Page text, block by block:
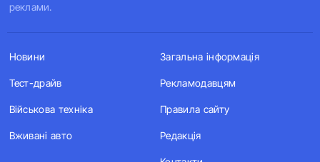
реклами.
Новини
Тест-драйв
Військова техніка
Вживані авто
Загальна інформація
Рекламодавцям
Правила сайту
Редакція